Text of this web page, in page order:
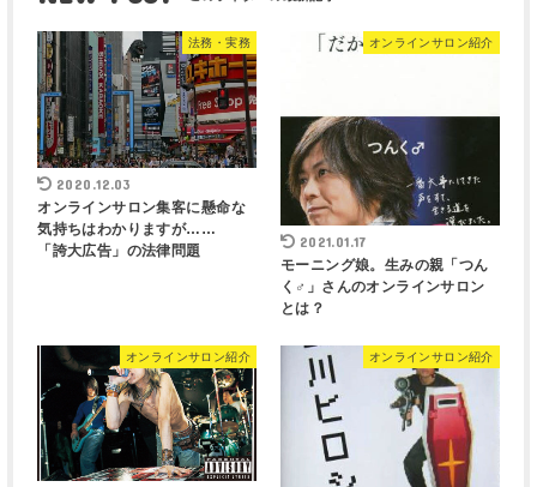
法務・実務
2020.12.03
オンラインサロン集客に懸命な
気持ちはわかりますが……
「誇大広告」の法律問題
オンラインサロン紹介
2021.01.17
モーニング娘。生みの親「つん
く♂」さんのオンラインサロン
とは？
オンラインサロン紹介 オンラインサロン紹介